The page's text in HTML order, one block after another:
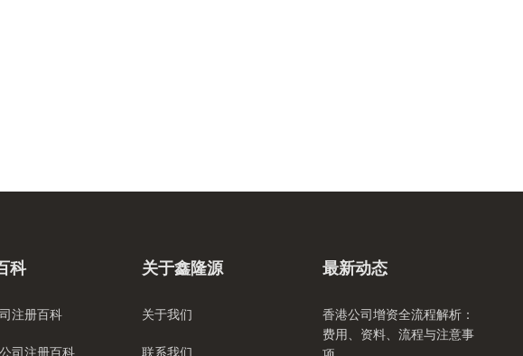
科
注册百科
司注册百科
关于鑫隆源
关于我们
联系我们
最新动态
香港公司增资全流程解析：
费用、资料、流程与注意事